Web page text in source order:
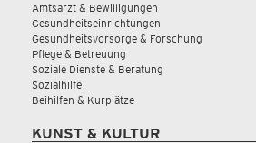
Amtsarzt & Bewilligungen
Gesundheitseinrichtungen
Gesundheitsvorsorge & Forschung
Pflege & Betreuung
Soziale Dienste & Beratung
Sozialhilfe
Beihilfen & Kurplätze
KUNST & KULTUR